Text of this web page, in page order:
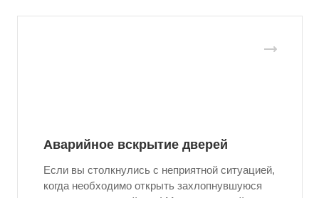
Аварийное вскрытие дверей
Если вы столкнулись с неприятной ситуацией,
когда необходимо открыть захлопнувшуюся